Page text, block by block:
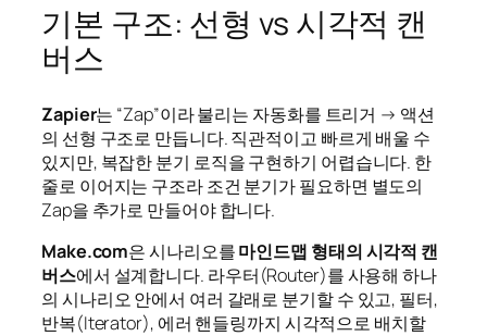
기본 구조: 선형 vs 시각적 캔
버스
Zapier는 “Zap”이라 불리는 자동화를 트리거 → 액션
의 선형 구조로 만듭니다. 직관적이고 빠르게 배울 수
있지만, 복잡한 분기 로직을 구현하기 어렵습니다. 한
줄로 이어지는 구조라 조건 분기가 필요하면 별도의
Zap을 추가로 만들어야 합니다.
Make.com은 시나리오를마인드맵 형태의 시각적 캔
버스에서 설계합니다. 라우터(Router)를 사용해 하나
의 시나리오 안에서 여러 갈래로 분기할 수 있고, 필터,
반복(Iterator), 에러 핸들링까지 시각적으로 배치할